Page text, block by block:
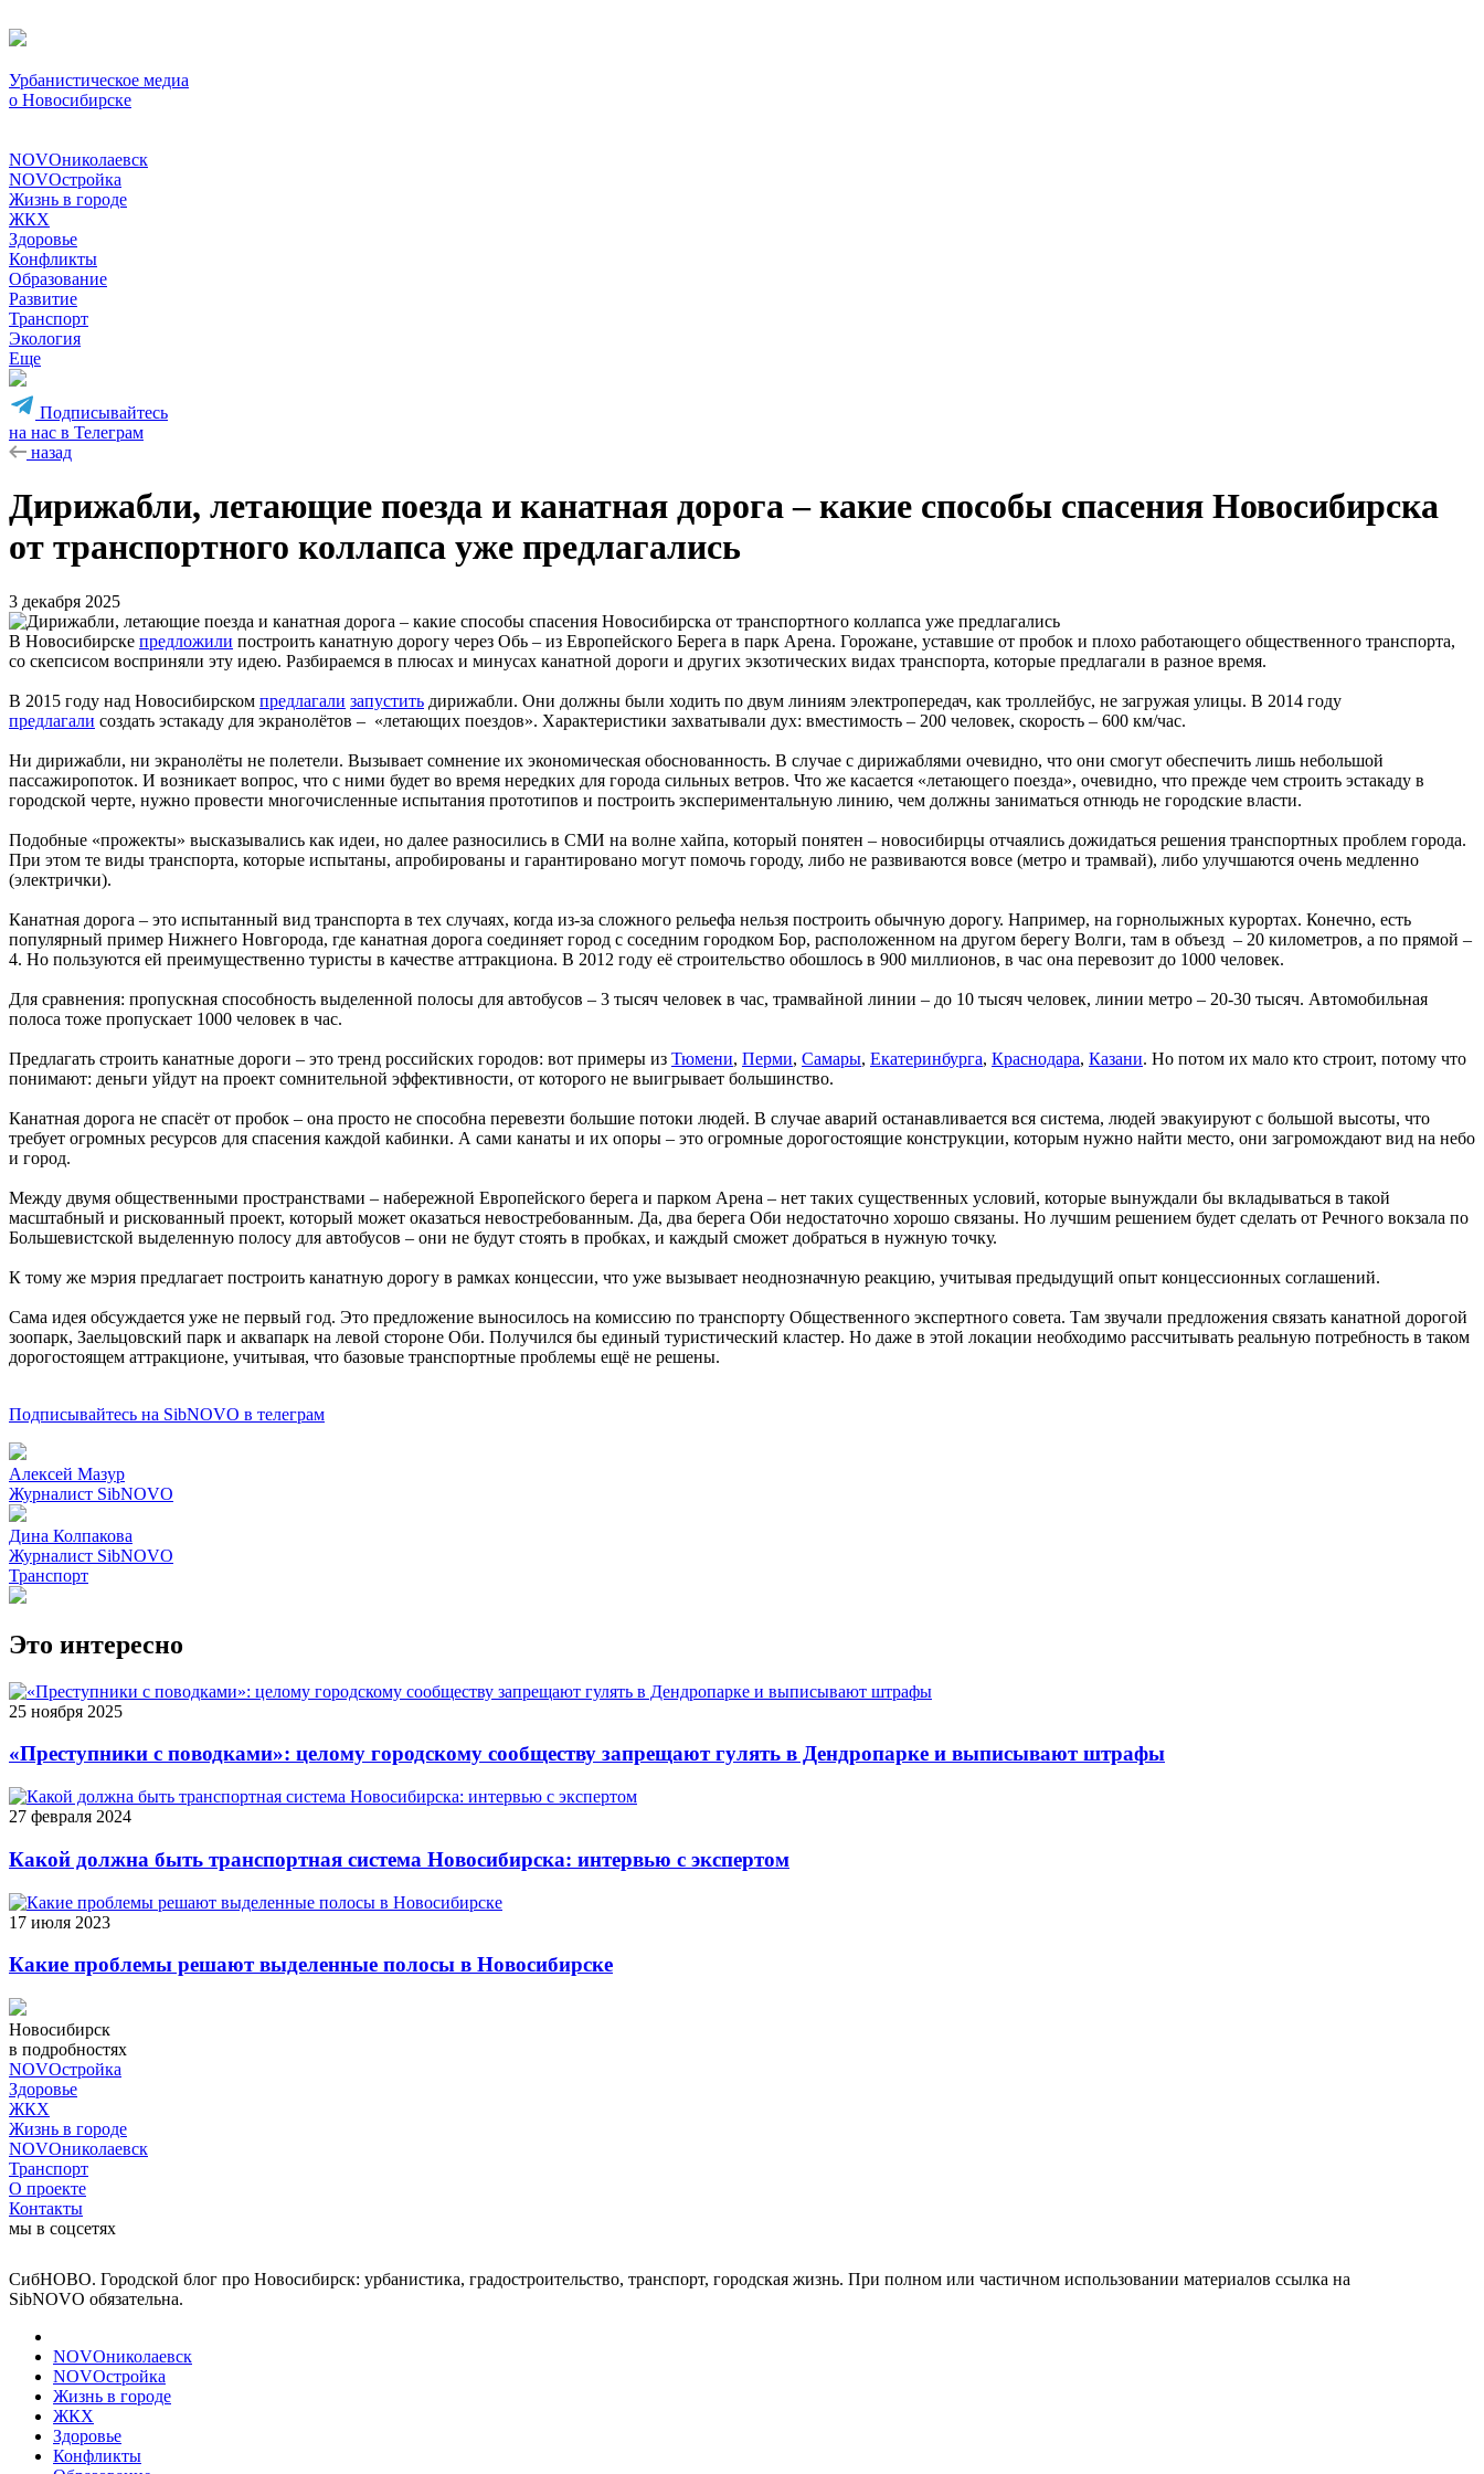
Урбанистическое медиа
о Новосибирске
NOVOниколаевск
NOVOстройка
Жизнь в городе
ЖКХ
Здоровье
Конфликты
Образование
Развитие
Транспорт
Экология
Еще
Подписывайтесь
на нас в Телеграм
назад
Дирижабли, летающие поезда и канатная дорога – какие способы спасения Новосибирска
от транспортного коллапса уже предлагались
3 декабря 2025
В Новосибирске предложили построить канатную дорогу через Обь – из Европейского Берега в парк Арена. Горожане, уставшие от пробок и плохо работающего общественного транспорта,
со скепсисом восприняли эту идею. Разбираемся в плюсах и минусах канатной дороги и других экзотических видах транспорта, которые предлагали в разное время.
В 2015 году над Новосибирском предлагали запустить дирижабли. Они должны были ходить по двум линиям электропередач, как троллейбус, не загружая улицы. В 2014 году
предлагали создать эстакаду для экранолётов – «летающих поездов». Характеристики захватывали дух: вместимость – 200 человек, скорость – 600 км/час.
Ни дирижабли, ни экранолёты не полетели. Вызывает сомнение их экономическая обоснованность. В случае с дирижаблями очевидно, что они смогут обеспечить лишь небольшой
пассажиропоток. И возникает вопрос, что с ними будет во время нередких для города сильных ветров. Что же касается «летающего поезда», очевидно, что прежде чем строить эстакаду в
городской черте, нужно провести многочисленные испытания прототипов и построить экспериментальную линию, чем должны заниматься отнюдь не городские власти.
Подобные «прожекты» высказывались как идеи, но далее разносились в СМИ на волне хайпа, который понятен – новосибирцы отчаялись дожидаться решения транспортных проблем города.
При этом те виды транспорта, которые испытаны, апробированы и гарантировано могут помочь городу, либо не развиваются вовсе (метро и трамвай), либо улучшаются очень медленно
(электрички).
Канатная дорога – это испытанный вид транспорта в тех случаях, когда из-за сложного рельефа нельзя построить обычную дорогу. Например, на горнолыжных курортах. Конечно, есть
популярный пример Нижнего Новгорода, где канатная дорога соединяет город с соседним городком Бор, расположенном на другом берегу Волги, там в объезд – 20 километров, а по прямой –
4. Но пользуются ей преимущественно туристы в качестве аттракциона. В 2012 году её строительство обошлось в 900 миллионов, в час она перевозит до 1000 человек.
Для сравнения: пропускная способность выделенной полосы для автобусов – 3 тысяч человек в час, трамвайной линии – до 10 тысяч человек, линии метро – 20-30 тысяч. Автомобильная
полоса тоже пропускает 1000 человек в час.
Предлагать строить канатные дороги – это тренд российских городов: вот примеры из Тюмени, Перми, Самары, Екатеринбурга, Краснодара, Казани. Но потом их мало кто строит, потому что
понимают: деньги уйдут на проект сомнительной эффективности, от которого не выигрывает большинство.
Канатная дорога не спасёт от пробок – она просто не способна перевезти большие потоки людей. В случае аварий останавливается вся система, людей эвакуируют с большой высоты, что
требует огромных ресурсов для спасения каждой кабинки. А сами канаты и их опоры – это огромные дорогостоящие конструкции, которым нужно найти место, они загромождают вид на небо
и город.
Между двумя общественными пространствами – набережной Европейского берега и парком Арена – нет таких существенных условий, которые вынуждали бы вкладываться в такой
масштабный и рискованный проект, который может оказаться невостребованным. Да, два берега Оби недостаточно хорошо связаны. Но лучшим решением будет сделать от Речного вокзала по
Большевистской выделенную полосу для автобусов – они не будут стоять в пробках, и каждый сможет добраться в нужную точку.
К тому же мэрия предлагает построить канатную дорогу в рамках концессии, что уже вызывает неоднозначную реакцию, учитывая предыдущий опыт концессионных соглашений.
Сама идея обсуждается уже не первый год. Это предложение выносилось на комиссию по транспорту Общественного экспертного совета. Там звучали предложения связать канатной дорогой
зоопарк, Заельцовский парк и аквапарк на левой стороне Оби. Получился бы единый туристический кластер. Но даже в этой локации необходимо рассчитывать реальную потребность в таком
дорогостоящем аттракционе, учитывая, что базовые транспортные проблемы ещё не решены.
Подписывайтесь на SibNOVO в телеграм
Алексей Мазур
Журналист SibNOVO
Дина Колпакова
Журналист SibNOVO
Транспорт
Это интересно
25 ноября 2025
«Преступники с поводками»: целому городскому сообществу запрещают гулять в Дендропарке и выписывают штрафы
27 февраля 2024
Какой должна быть транспортная система Новосибирска: интервью с экспертом
17 июля 2023
Какие проблемы решают выделенные полосы в Новосибирске
Новосибирск
в подробностях
NOVOстройка
Здоровье
ЖКХ
Жизнь в городе
NOVOниколаевск
Транспорт
О проекте
Контакты
мы в соцсетях
СибНОВО. Городской блог про Новосибирск: урбанистика, градостроительство, транспорт, городская жизнь. При полном или частичном использовании материалов ссылка на
SibNOVO обязательна.
NOVOниколаевск
NOVOстройка
Жизнь в городе
ЖКХ
Здоровье
Конфликты